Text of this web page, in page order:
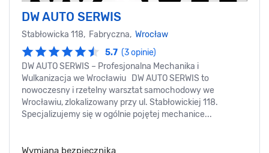
DW AUTO SERWIS
Stabłowicka 118, Fabryczna, Wrocław
5.7 (3 opinie)
DW AUTO SERWIS – Profesjonalna Mechanika i
Wulkanizacja we Wrocławiu DW AUTO SERWIS to
nowoczesny i rzetelny warsztat samochodowy we
Wrocławiu, zlokalizowany przy ul. Stabłowickiej 118.
Specjalizujemy się w ogólnie pojętej mechanice...
Wymiana bezpiecznika